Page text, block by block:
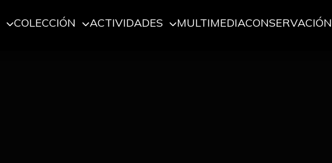
COLECCIÓN ACTIVIDADES MULTIMEDIACONSERVACIÓN